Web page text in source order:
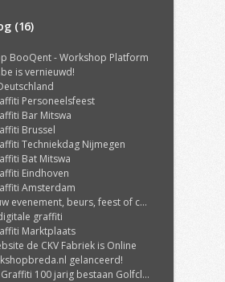
(16)
BooQent - Workshop Platform
is vernieuwd!
Personeelsfeest
Bar Mitswa
Brussel
Techniekdag Nijmegen
Bat Mitswa
Eindhoven
Amsterdam
feest of congres een echte ervaring met onze DigiSpray Digitale Graffiti Wall!
graffiti
Marktplaats
de CKV Fabriek is Online
gelanceerd!
100 jarig bestaan Golfclub Hilversum